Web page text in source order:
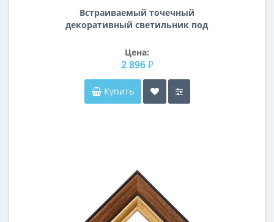
Встраиваемый точечный
декоративный светильник под
лампы Miriade Lightstar 011982
Цена:
2 896 ₽
Купить